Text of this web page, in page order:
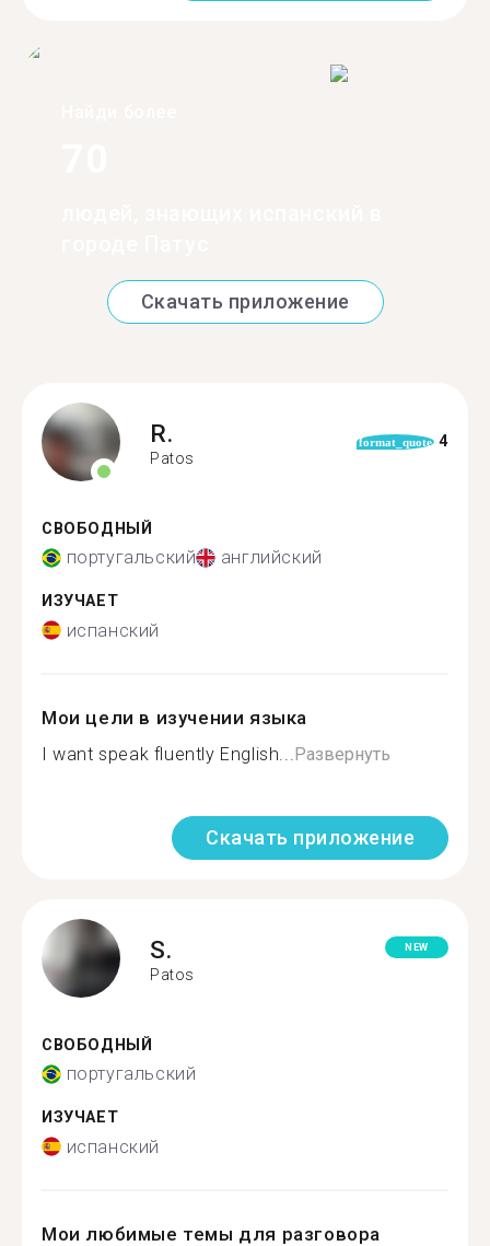
Скачать приложение
R.
Patos
format_quote 4
СВОБОДНЫЙ
португальский английский
ИЗУЧАЕТ
испанский
Мои цели в изучении языка
I want speak fluently English... Развернуть
Скачать приложение
S.
Patos
NEW
СВОБОДНЫЙ
португальский
ИЗУЧАЕТ
испанский
Мои любимые темы для разговора